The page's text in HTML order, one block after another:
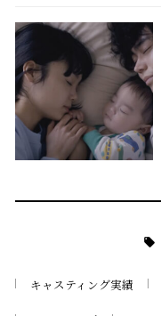
キャスティング実績